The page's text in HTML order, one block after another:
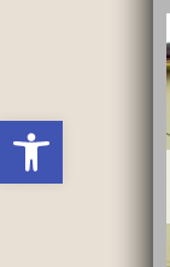
Deschide bara de unelte